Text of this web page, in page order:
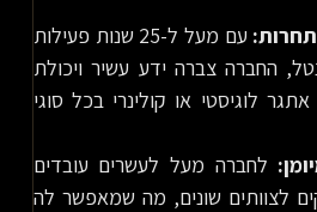
תחרות:
עם מעל ל-25 שנות פעילות
החברה צברה ידע עשיר ויכולת
לוגיסטי או קולינרי בכל סוגי
לחברה מעל לעשרים עובדים
לצוותים שונים, מה שמאפשר לה